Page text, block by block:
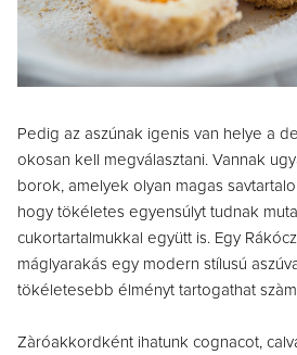
Pedig az aszúnak igenis van helye a
okosan kell megválasztani. Vannak
borok, amelyek olyan magas
hogy tökéletes egyensúlyt tudnak
cukortartalmukkal együtt is. Egy
máglyarakás egy modern stílusú
tökéletesebb élményt tartogathat
Zàróakkordként ihatunk cognacot,